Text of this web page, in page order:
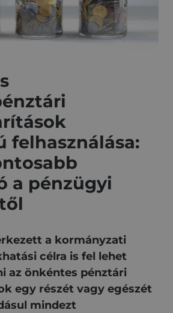
felhasználása:
a pénzügyi
a kormányzati
célra is fel lehet
az önkéntes pénztári
egy részét vagy egészét
mindezt